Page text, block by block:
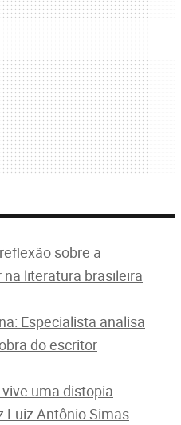
sobre a
literatura brasileira
Especialista analisa
do escritor
uma distopia
Luiz Antônio Simas